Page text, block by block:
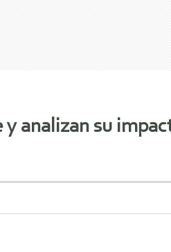
analizan su